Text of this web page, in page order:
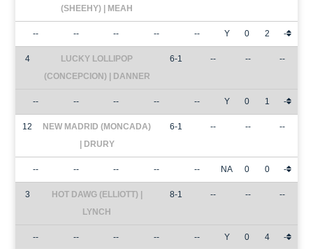
(SHEEHY) | MEAH
-- -- -- -- -- Y 0 2 -
4
LUCKY LOLLIPOP
(CONCEPCION) | DANNER
6-1 -- -- --
-- -- -- -- -- Y 0 1 -
12
NEW MADRID (MONCADA)
| DRURY
6-1 -- -- --
-- -- -- -- -- NA 0 0 -
3
HOT DAWG (ELLIOTT) |
LYNCH
8-1 -- -- --
-- -- -- -- -- Y 0 4 -